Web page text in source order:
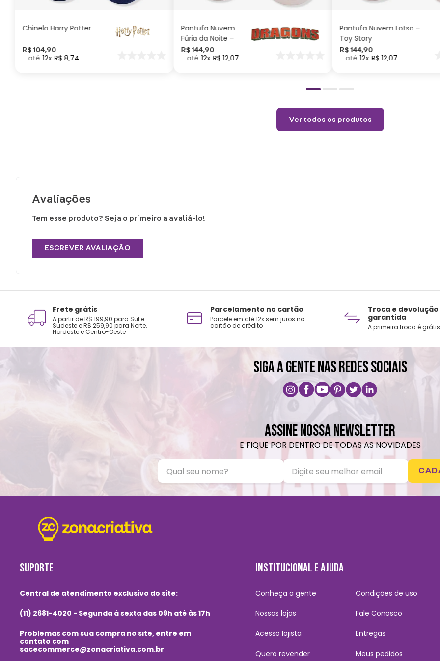
Chinelo Harry Potter
R$ 104,90
12 R$ 8,74
Pantufa Nuvem
Fúria da Noite –
Como Treinar
seu Dragão
R$ 144,90
12 R$ 12,07
Pantufa Nuvem Lotso –
Toy Story
R$ 144,90
12 R$ 12,07
Ver todos os produtos
Avaliações
Tem esse produto? Seja o primeiro a avaliá-lo!
ESCREVER AVALIAÇÃO
Frete grátis
A partir de R$ 199,90 para Sul e
Sudeste e R$ 259,90 para Norte,
Nordeste e Centro-Oeste
Parcelamento no cartão
Parcele em até 12x sem juros no
cartão de crédito
Troca e devolução
garantida
A primeira troca é grátis
SIGA A GENTE NAS REDES SOCIAIS
ASSINE NOSSA NEWSLETTER
E FIQUE POR DENTRO DE TODAS AS NOVIDADES
SUPORTE
Central de atendimento exclusivo do site:
(11) 2681-4020 - Segunda à sexta das 09h até às 17h
Problemas com sua compra no site, entre em
contato com
sacecommerce@zonacriativa.com.br
INSTITUCIONAL E AJUDA
Conheça a gente
Nossas lojas
Acesso lojista
Quero revender
Condições de uso
Fale Conosco
Entregas
Meus pedidos